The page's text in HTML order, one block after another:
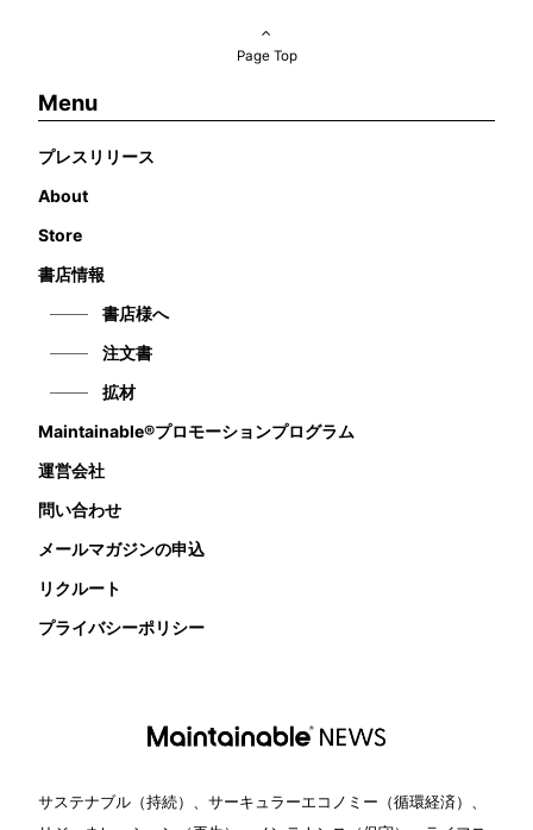
Page Top
Menu
プレスリリース
About
Store
書店情報
書店様へ
注文書
拡材
Maintainable®プロモーションプログラム
運営会社
問い合わせ
メールマガジンの申込
リクルート
プライバシーポリシー
サステナブル（持続）、サーキュラーエコノミー（循環経済）、